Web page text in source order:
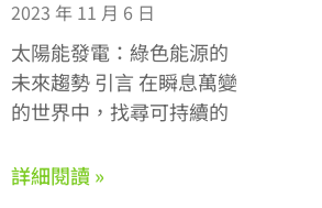
2023 年 11 月 6 日
太陽能發電：綠色能源的
未來趨勢 引言 在瞬息萬變
的世界中，找尋可持續的
詳細閱讀 »